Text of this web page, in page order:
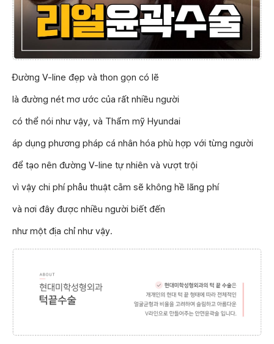
Đường V-line đẹp và thon gọn có lẽ
là đường nét mơ ước của rất nhiều người
có thể nói như vậy, và Thẩm mỹ Hyundai
áp dụng phương pháp cá nhân hóa phù hợp với từng người
để tạo nên đường V-line tự nhiên và vượt trội
vì vậy chi phí phẫu thuật cằm sẽ không hề lãng phí
và nơi đây được nhiều người biết đến
như một địa chỉ như vậy.